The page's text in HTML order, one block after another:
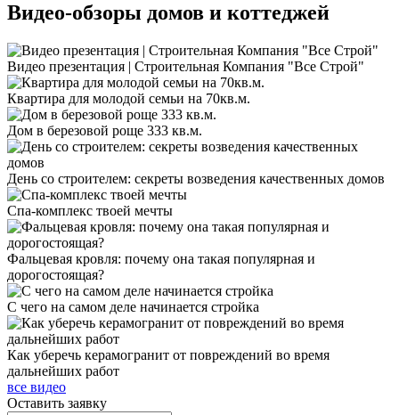
Видео-обзоры домов и коттеджей
Видео презентация | Строительная Компания "Все Строй"
Квартира для молодой семьи на 70кв.м.
Дом в березовой роще 333 кв.м.
День со строителем: секреты возведения качественных домов
Спа-комплекс твоей мечты
Фальцевая кровля: почему она такая популярная и
дорогостоящая?
С чего на самом деле начинается стройка
Как уберечь керамогранит от повреждений во время
дальнейших работ
все видео
Оставить заявку